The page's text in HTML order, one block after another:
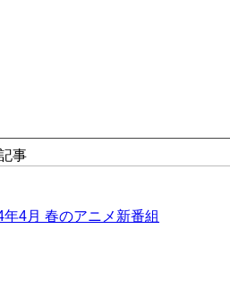
事
年4月 春のアニメ新番組